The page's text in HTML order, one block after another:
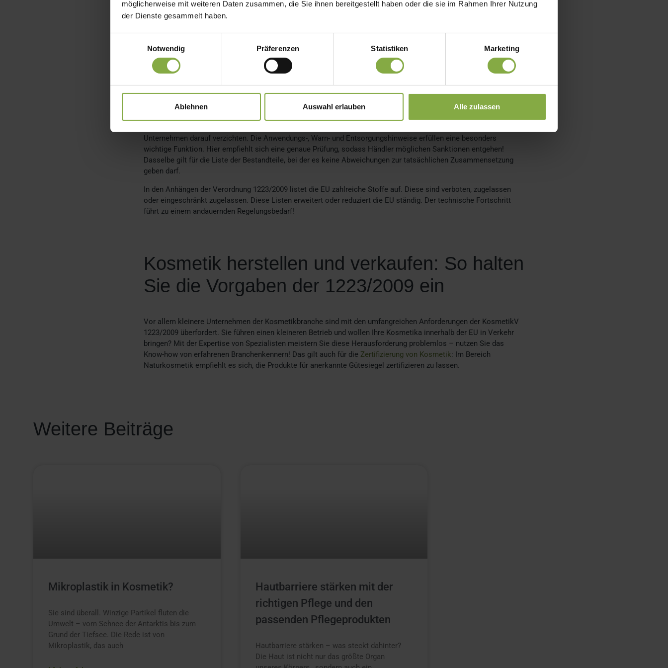
möglicherweise mit weiteren Daten zusammen, die Sie ihnen bereitgestellt haben oder die sie im Rahmen Ihrer Nutzung
der Dienste gesammelt haben.
Notwendig
Präferenzen Statistiken Marketing
Ablehnen Auswahl erlauben Alle zulassen
Auswirkungen zu erkennen und auszuschließen. Hierfür erstellt die verantwortliche Person einen
Sicherheitsbericht. Das entsprechende Verfahren ist standardisiert, einige Hersteller und Händler lagern diese
Aufgabe an Dritte aus. Die verantwortliche Person führt zudem eine Produktinformationsdatei. In dieser Datei
informiert sie über Aspekte wie die Herstellungsmethode. Verspricht das Unternehmen mit dem jeweiligen
Kosmetikprodukt eine bestimmte Wirkung, fordert die Verordnung 1223/2009 einen Nachweis. Auch dieser
Nachweis ist Bestandteil der Produktinformationsdatei.
Ein bedeutender Abschnitt der 1223/2009 thematisiert die richtige Kennzeichnung von kosmetischen Mitteln. Die
Vorgaben sind detailliert: Firmen müssen zum Beispiel das exakte Gewicht oder Volumen angeben und die
Anschrift des verantwortlichen Handelsunternehmens. Bei einem Lohnunternehmen bedeutet dies, dass sich auf
Unternehmen darauf verzichten. Die Anwendungs-, Warn- und Entsorgungshinweise erfüllen eine besonders
wichtige Funktion. Hier empfiehlt sich eine genaue Prüfung, sodass Händler möglichen Sanktionen entgehen!
Dasselbe gilt für die Liste der Bestandteile, bei der es keine Abweichungen zur tatsächlichen Zusammensetzung
geben darf.
In den Anhängen der Verordnung 1223/2009 listet die EU zahlreiche Stoffe auf. Diese sind verboten, zugelassen
oder eingeschränkt zugelassen. Diese Listen erweitert oder reduziert die EU ständig. Der technische Fortschritt
führt zu einem andauernden Regelungsbedarf!
Kosmetik herstellen und verkaufen: So halten
Sie die Vorgaben der 1223/2009 ein
Vor allem kleinere Unternehmen der Kosmetikbranche sind mit den umfangreichen Anforderungen der KosmetikV
1223/2009 überfordert. Sie führen einen kleineren Betrieb und wollen Ihre Kosmetika innerhalb der EU in Verkehr
bringen? Mit der Expertise von Spezialisten meistern Sie diese Herausforderung problemlos – nutzen Sie das
Know-how von erfahrenen Branchenkennern! Das gilt auch für die Zertifizierung von Kosmetik: Im Bereich
Naturkosmetik empfiehlt es sich, die Produkte für anerkannte Gütesiegel zertifizieren zu lassen.
Weitere Beiträge
Mikroplastik in Kosmetik?
Sie sind überall. Winzige Partikel fluten die
Umwelt – vom Schnee der Antarktis bis zum
Grund der Tiefsee. Die Rede ist von
Mikroplastik, das auch
Hautbarriere stärken mit der
richtigen Pflege und den
passenden Pflegeprodukten
Hautbarriere stärken – was steckt dahinter?
Die Haut ist nicht nur das größte Organ